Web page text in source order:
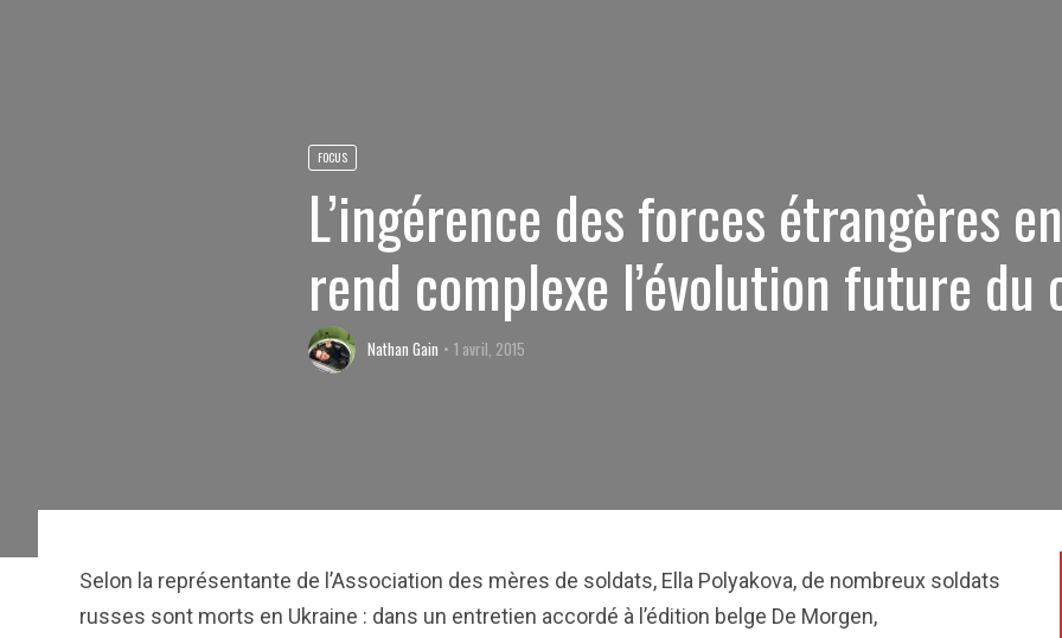
FOCUS
L’ingérence des forces étrangères
rend complexe l’évolution future
Nathan Gain 1 avril, 2015
Selon la représentante de l’Association des mères de soldats, Ella Polyakova, de nombreux soldats
russes sont morts en Ukraine : dans un entretien accordé à l’édition belge De Morgen,